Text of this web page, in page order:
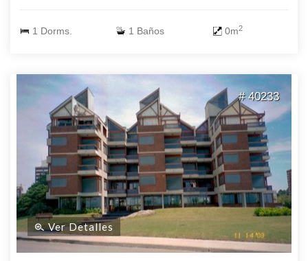
1 Dorms. 1 Baños 0m2
# 40233
Ver Detalles